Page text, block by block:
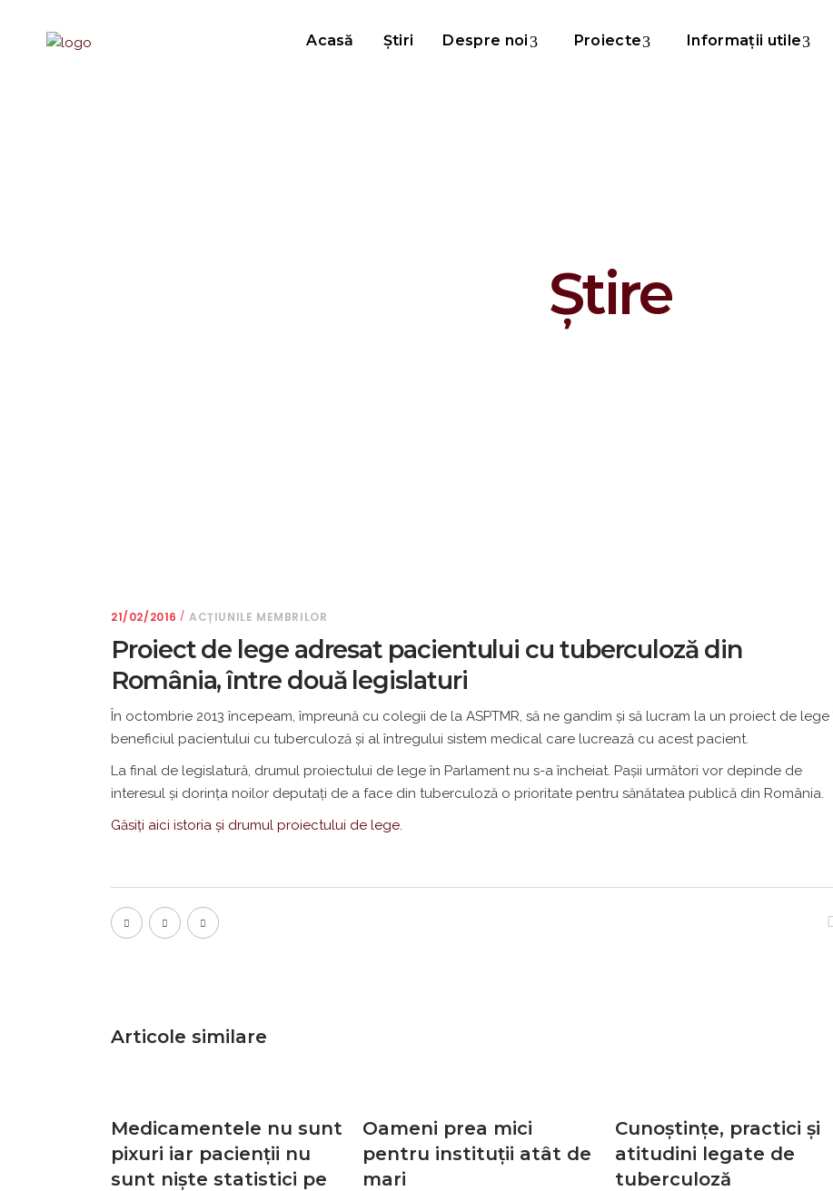
Acasă Știri Despre noi Proiecte Informații utile
Știre
21/02/2016 ACȚIUNILE MEMBRILOR
Proiect de lege adresat pacientului cu tuberculoză din
România, între două legislaturi
În octombrie 2013 începeam, împreună cu colegii de la ASPTMR, să ne gandim şi să lucram la un proiect de lege
beneficiul pacientului cu tuberculoză şi al întregului sistem medical care lucrează cu acest pacient.
La final de legislatură, drumul proiectului de lege în Parlament nu s-a încheiat. Paşii următori vor depinde de
interesul şi dorinţa noilor deputaţi de a face din tuberculoză o prioritate pentru sănătatea publică din România.
Găsiţi aici istoria şi drumul proiectului de lege.
Articole similare
Medicamentele nu sunt
pixuri iar pacienţii nu
sunt nişte statistici pe
Oameni prea mici
pentru instituţii atât de
mari
Cunoștințe, practici și
atitudini legate de
tuberculoză